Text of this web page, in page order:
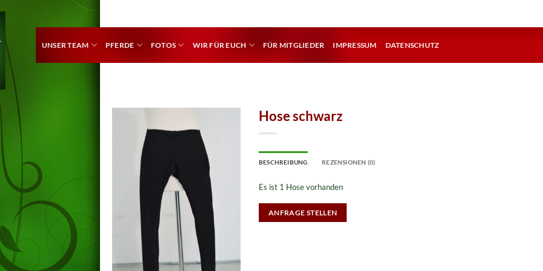
UNSER TEAM PFERDE FOTOS WIR FÜR EUCH FÜR MITGLIEDER IMPRESSUM DATENSCHUTZ
Hose schwarz
BESCHREIBUNG REZENSIONEN (0)
Es ist 1 Hose vorhanden
ANFRAGE STELLEN